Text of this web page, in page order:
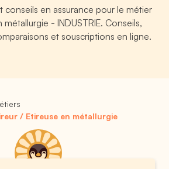
conseils en assurance pour le métier
métallurgie - INDUSTRIE. Conseils,
et souscriptions en ligne.
/ Etireuse en métallurgie